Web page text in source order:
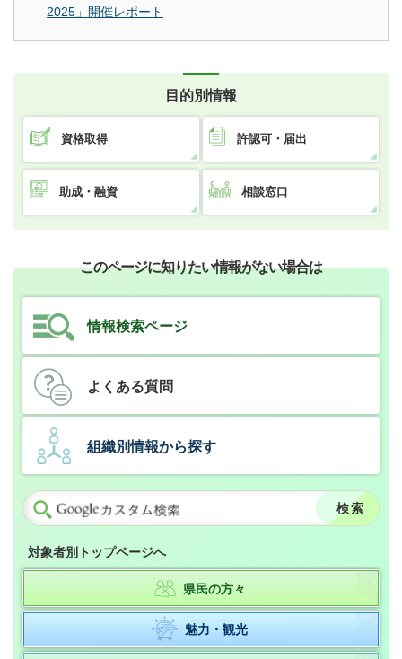
2025」開催レポート
目的別情報
資格取得 許認可・届出
助成・融資 相談窓口
このページに知りたい情報がない場合は
情報検索ページ
よくある質問
組織別情報から探す
対象者別トップページへ
県民の方々
魅力・観光